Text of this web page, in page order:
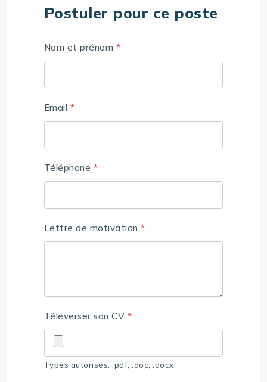
Postuler pour ce poste
Nom et prénom *
Email *
Téléphone *
Lettre de motivation*
Téléverser son CV *
Types autorisés: .pdf, .doc, .docx